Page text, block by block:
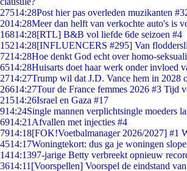
27514:28Post hier pas overleden muzikanten
2014:28Meer dan helft van verkochte auto's is
16814:28[RTL] B&B vol liefde 6de seizoen #4
15214:28[INFLUENCERS #295] Van
7214:28Hoe denkt God echt over homo-
6514:28Huisarts doet haar werk onder invloed
2714:27Trump wil dat J.D. Vance hem in 2028
26614:27Tour de France femmes 2026 #3 Tijd
21514:26Israel en Gaza #17
914:24Single mannen verplichtsingle moeders
6914:21 Afvallen met injecties #4
7914:18[FOK!Voetbalmanager 2026/2027] #1
4514:17Woningtekort: dus ga je woningen
1414:1397-jarige Betty verbreekt opnieuw
3614:11 [Voorspellen] Voorspel de eindstand